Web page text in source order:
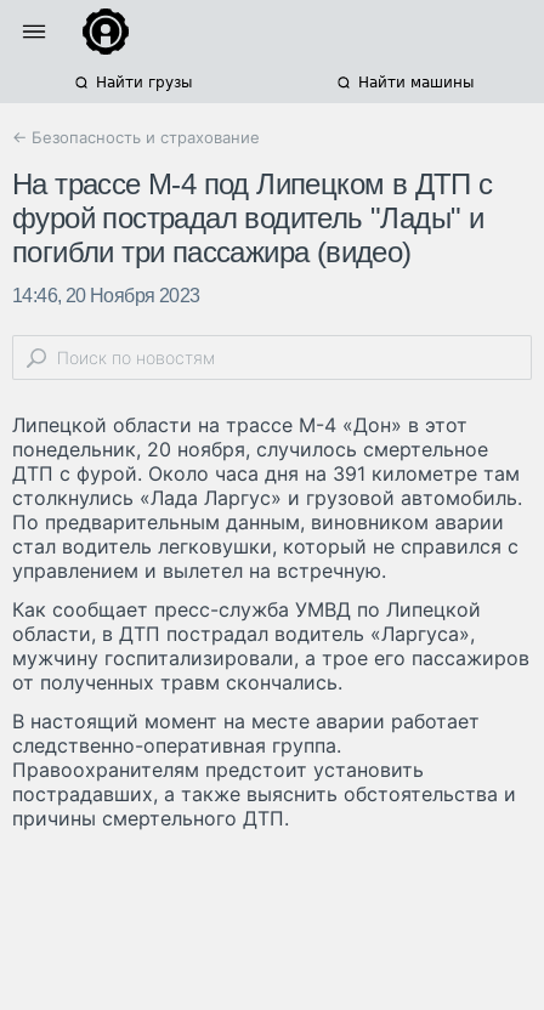
Найти грузы Найти машины
← Безопасность и страхование
На трассе М-4 под Липецком в ДТП с
фурой пострадал водитель "Лады" и
погибли три пассажира (видео)
14:46, 20 Ноября 2023
Липецкой области на трассе М-4 «Дон» в этот
понедельник, 20 ноября, случилось смертельное
ДТП с фурой. Около часа дня на 391 километре там
столкнулись «Лада Ларгус» и грузовой автомобиль.
По предварительным данным, виновником аварии
стал водитель легковушки, который не справился с
управлением и вылетел на встречную.
Как сообщает пресс-служба УМВД по Липецкой
области, в ДТП пострадал водитель «Ларгуса»,
мужчину госпитализировали, а трое его пассажиров
от полученных травм скончались.
В настоящий момент на месте аварии работает
следственно-оперативная группа.
Правоохранителям предстоит установить
пострадавших, а также выяснить обстоятельства и
причины смертельного ДТП.